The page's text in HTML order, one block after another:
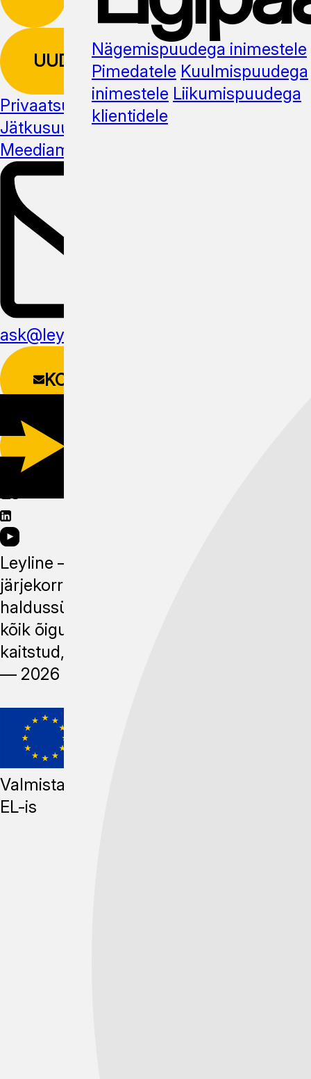
UUDISKIRI
Privaatsuspoliitika
Jätkusuutlikus
Meediamaterjal
ask@leyline.li
KONTAKTIVORM
Leyline —
järjekorra
haldussüsteem,
kõik õigused
kaitstud, 2014
— 2026
Valmistatud
EL-is
Nägemispuudega inimestele
Pimedatele Kuulmispuudega
inimestele Liikumispuudega
klientidele